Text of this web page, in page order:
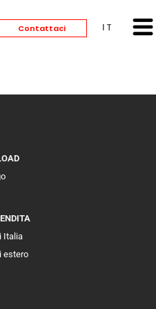
Contattaci ITALIANO
Italia
estero